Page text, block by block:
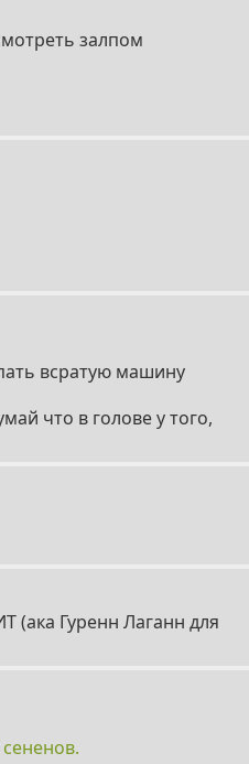
залпом
всратую машину
что в голове у того,
Гуренн Лаганн для